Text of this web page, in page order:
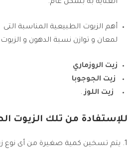
العناية به بشكل عام.
أهم الزيوت الطبيعية المناسبة
لمعان و توازن نسبة الدهون و
زيت الروزماري
زيت الجوجوبا
زيت اللوز.
للإستفادة من تلك الزيوت
يتم تسخين كمية صغيرة من أى نوع